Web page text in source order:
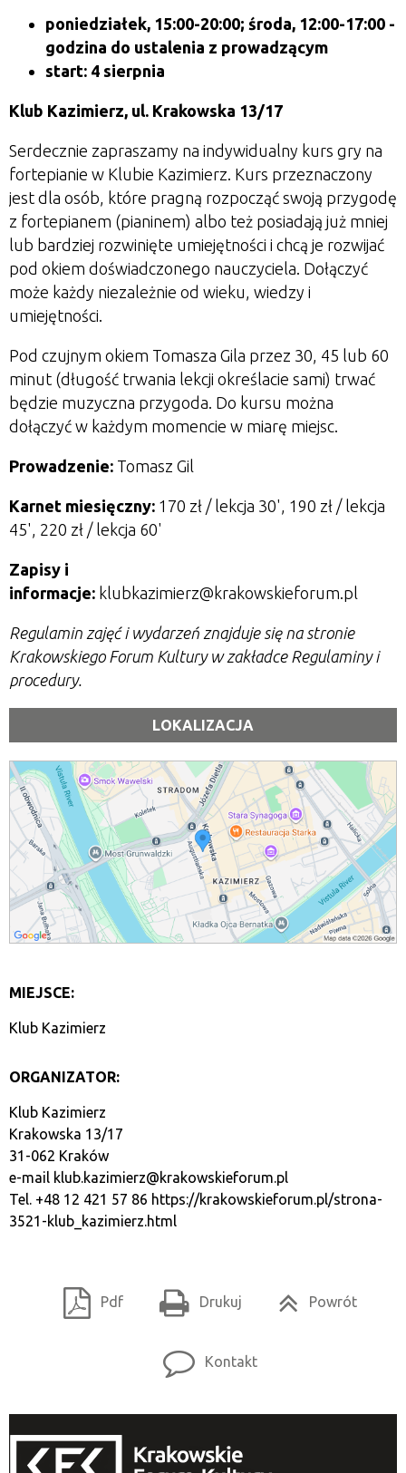
poniedziałek, 15:00-20:00; środa, 12:00-17:00 -
godzina do ustalenia z prowadzącym
start: 4 sierpnia
Klub Kazimierz, ul. Krakowska 13/17
Serdecznie zapraszamy na indywidualny kurs gry na
fortepianie w Klubie Kazimierz. Kurs przeznaczony
jest dla osób, które pragną rozpocząć swoją przygodę
z fortepianem (pianinem) albo też posiadają już mniej
lub bardziej rozwinięte umiejętności i chcą je rozwijać
pod okiem doświadczonego nauczyciela. Dołączyć
może każdy niezależnie od wieku, wiedzy i
umiejętności.
Pod czujnym okiem Tomasza Gila przez 30, 45 lub 60
minut (długość trwania lekcji określacie sami) trwać
będzie muzyczna przygoda. Do kursu można
dołączyć w każdym momencie w miarę miejsc.
Prowadzenie: Tomasz Gil
Karnet miesięczny: 170 zł / lekcja 30', 190 zł / lekcja
45', 220 zł / lekcja 60'
Zapisy i
informacje: klubkazimierz@krakowskieforum.pl
Regulamin zajęć i wydarzeń znajduje się na stronie
Krakowskiego Forum Kultury w zakładce Regulaminy i
procedury.
LOKALIZACJA
MIEJSCE:
Klub Kazimierz
ORGANIZATOR:
Klub Kazimierz
Krakowska 13/17
31-062 Kraków
e-mail klub.kazimierz@krakowskieforum.pl
Tel. +48 12 421 57 86 https://krakowskieforum.pl/strona-
3521-klub_kazimierz.html
Pdf Drukuj Powrót
Kontakt